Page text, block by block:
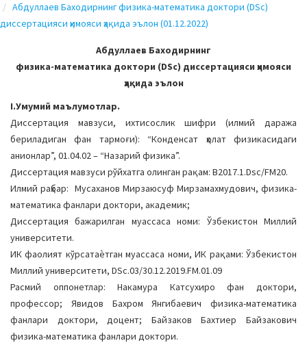
e
N
v
a
t
i
o
n
Абдуллаев Баходирнинг физика-математика доктори (DSc)
диссертацияси ҳимояси ҳақида эълон (01.12.2022)
Абдуллаев Баходирнинг
физика-математика доктори (DSc) диссертацияси ҳимояси
ҳақида эълон
I.Умумий маълумотлар.
Диссертация мавзуси, ихтисослик шифри (илмий даража
бериладиган фан тармоғи): “Конденсат ҳолат физикасидаги
анионлар”, 01.04.02 – “Назарий физика”.
Диссертация мавзуси рўйхатга олинган рақам: B2017.1.Dsc/FM20.
Илмий раҳбар: Мусаханов Мирзаюсуф Мирзамахмудович, физика-
математика фанлари доктори, академик;
Диссертация бажарилган муассаса номи: Ўзбекистон Миллий
университети.
ИК фаолият кўрсатаѐтган муассаса номи, ИК рақами: Ўзбекистон
Миллий университети, DSc.03/30.12.2019.FM.01.09
Расмий оппонетлар: Накамура Катсухиро фан доктори,
профессор; Явидов Бахром Янгибаевич физика-математика
фанлари доктори, доцент; Байзаков Бахтиер Байзакович
физика-математика фанлари доктори.